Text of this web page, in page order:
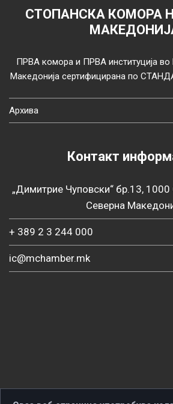
СТОПАНСКА КОМОРА
ПРВА комора и ПРВА институција во
Македонија сертифицирана по
Архива
Контакт
„Димитрие Чуповски“ бр.13, 1000
Северна
+ 389 2 3 244 000
ic@mchamber.mk